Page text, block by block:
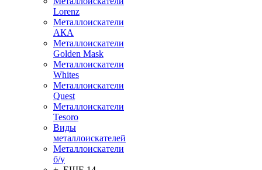
Lorenz
Металлоискатели
АКА
Металлоискатели
Golden Mask
Металлоискатели
Whites
Металлоискатели
Quest
Металлоискатели
Tesoro
Виды
металлоискателей
Металлоискатели
б/у